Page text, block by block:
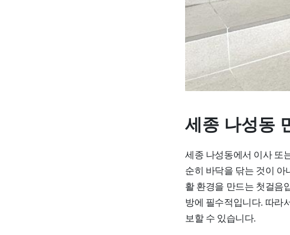
세종 나성동
세종 나성동에서 이사 또
순히 바닥을 닦는 것이
활 환경을 만드는 첫걸음
방에 필수적입니다. 따라
보할 수 있습니다.